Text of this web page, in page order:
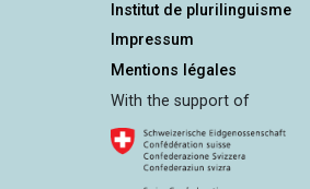
Institut de plurilinguisme
Impressum
Mentions légales
With the support of